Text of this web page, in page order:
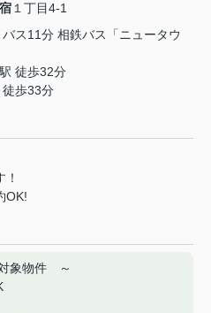
１丁目4-1
バス11分 相鉄バス「ニュータウ
駅 徒歩32分
徒歩33分
OK!
象物件 ～